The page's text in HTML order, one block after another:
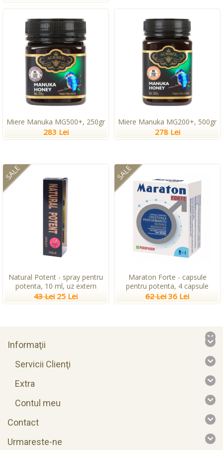
Miere Manuka MG500+, 250gr
283 Lei
Miere Manuka MG200+, 500gr
278 Lei
SALE
Natural Potent - spray pentru
potenta, 10 ml, uz extern
43 Lei 25 Lei
SALE
Maraton Forte - capsule
pentru potenta, 4 capsule
62 Lei 36 Lei
Informaţii
Servicii Clienţi
Extra
Contul meu
Contact
Urmareste-ne